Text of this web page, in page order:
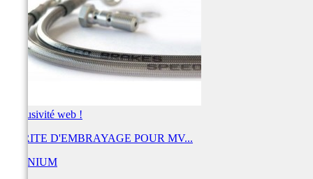
Exclusivité web !
DURITE D'EMBRAYAGE POUR MV...
TECNIUM